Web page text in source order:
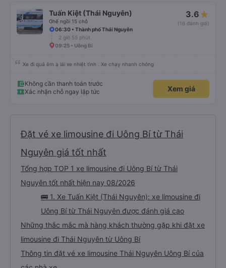
Tuấn Kiệt (Thái Nguyên)
Ghế ngồi 15 chỗ
3.6
(16 đánh giá)
06:30 • Thành phố Thái Nguyên
2 giờ 55 phút
09:25 • Uông Bí
Xe đi quá êm ạ lái xe nhiệt tình . Xe chạy nhanh chóng
Không cần thanh toán trước
Xác nhận chỗ ngay lập tức
Xem giá
Đặt vé xe limousine đi Uông Bí từ Thái
Nguyên giá tốt nhất
Tổng hợp TOP 1 xe limousine đi Uông Bí từ Thái
Nguyên tốt nhất hiện nay 08/2026
🚌 1. Xe Tuấn Kiệt (Thái Nguyên): xe limousine đi
Uông Bí từ Thái Nguyên được đánh giá cao
Những thắc mắc mà hàng khách thường gặp khi đặt xe
limousine đi Thái Nguyên từ Uông Bí
Thông tin đặt vé xe limousine Thái Nguyên Uông Bí của